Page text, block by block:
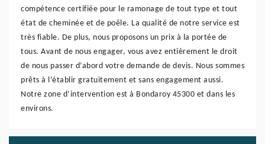
compétence certifiée pour le ramonage de tout type et tout
état de cheminée et de poêle. La qualité de notre service est
très fiable. De plus, nous proposons un prix à la portée de
tous. Avant de nous engager, vous avez entièrement le droit
de nous passer d’abord votre demande de devis. Nous sommes
prêts à l’établir gratuitement et sans engagement aussi.
Notre zone d’intervention est à Bondaroy 45300 et dans les
environs.